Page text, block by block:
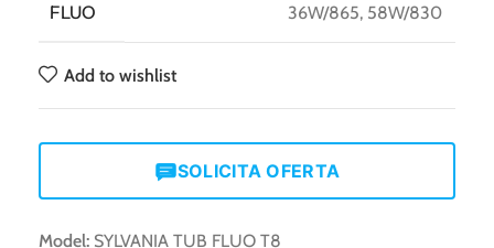
FLUO
36W/865, 58W/830
Add to wishlist
SOLICITA OFERTA
Model: SYLVANIA TUB FLUO T8